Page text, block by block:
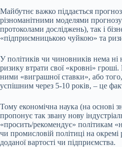
Майбутнє важко піддається
різноманітними моделями
протоколами досліджень), так і
«підприємницькою чуйкою» та
У політиків чи чиновників нема ні
ризику втрати свої «кровні»
ними «виграшної ставки», або
успішним через 5-10 років, – це
Тому економічна наука (на основі
пропонує так звану нову
«просить/рекомендує» політикам
чи промисловій політиці на
доданої вартості чи підприємства.